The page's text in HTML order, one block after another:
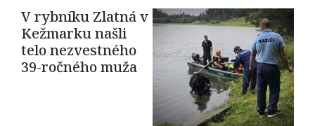
V rybníku Zlatná v
Kežmarku našli
telo nezvestného
39-ročného muža